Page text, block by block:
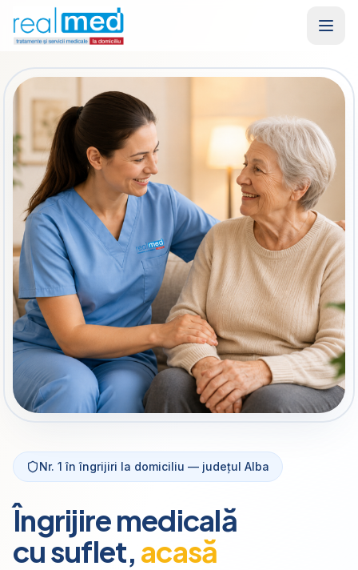
Nr. 1 în îngrijiri la domiciliu — județul Alba
Îngrijire medicală
cu suflet, acasă